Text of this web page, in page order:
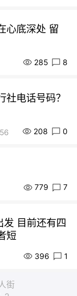
心底深处 留
285 8
电话号码？
208 0
779 7
发 目前还有四
短
396 1
街